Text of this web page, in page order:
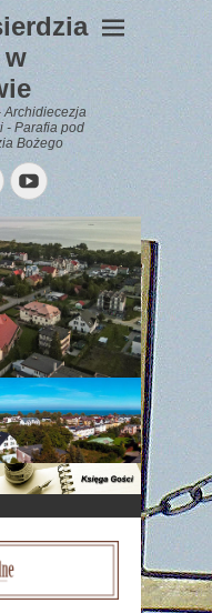
w
Archidiecezja
- Parafia pod
Bożego
EmailYouTube